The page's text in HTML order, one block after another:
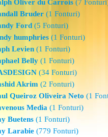
Oliver du Carrois (7
Bruder (1 Fonturi)
Ford (5 Fonturi)
humphries (1 Fonturi)
Levien (1 Fonturi)
Belly (1 Fonturi)
(34 Fonturi)
Akrim (2 Fonturi)
Queiroz Oliveira Neto (1
Media (1 Fonturi)
Buetens (1 Fonturi)
Larabie (779 Fonturi)